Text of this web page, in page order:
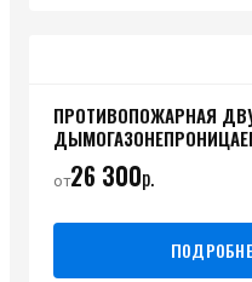
ПРОТИВОПОЖАРНАЯ
от26 300р.